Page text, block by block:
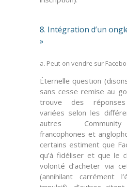
8. Intégration d’un
»
a. Peut-on vendre sur
Éternelle question
sans cesse remise au
trouve des
variées selon les
autres
francophones et
certains estiment que
qu’à fidéliseret que le
volonté d’acheter via
(annihilant carrément